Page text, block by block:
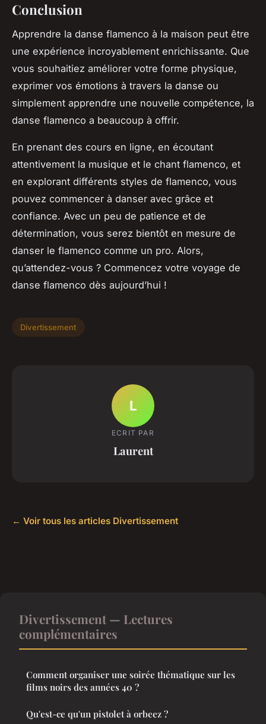
Conclusion
Apprendre la danse flamenco à la maison peut être
une expérience incroyablement enrichissante. Que
vous souhaitiez améliorer votre forme physique,
exprimer vos émotions à travers la danse ou
simplement apprendre une nouvelle compétence, la
danse flamenco a beaucoup à offrir.
En prenant des cours en ligne, en écoutant
attentivement la musique et le chant flamenco, et
en explorant différents styles de flamenco, vous
pouvez commencer à danser avec grâce et
confiance. Avec un peu de patience et de
détermination, vous serez bientôt en mesure de
danser le flamenco comme un pro. Alors,
qu’attendez-vous ? Commencez votre voyage de
danse flamenco dès aujourd’hui !
Divertissement
L
ECRIT PAR
Laurent
← Voir tous les articles Divertissement
Divertissement — Lectures
complémentaires
Comment organiser une soirée thématique sur les
films noirs des années 40 ?
Qu'est-ce qu'un pistolet à orbeez ?